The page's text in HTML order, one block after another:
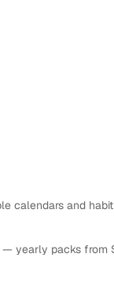
calendars and
— yearly packs from